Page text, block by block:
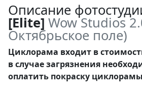
Описание
[Elite] Wow Studios
Октябрьское поле)
Циклорама входит в
в случае загрязнения
оплатить покраску